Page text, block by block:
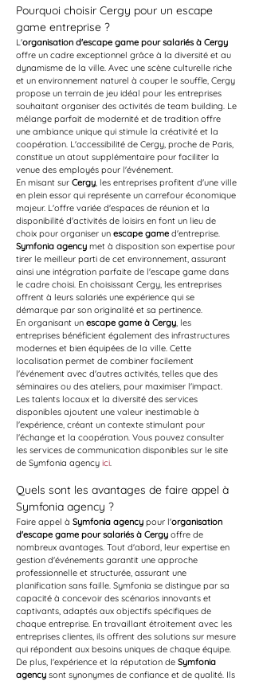
Pourquoi choisir Cergy pour un escape
game entreprise ?
L'organisation d'escape game pour salariés à Cergy
offre un cadre exceptionnel grâce à la diversité et au
dynamisme de la ville. Avec une scène culturelle riche
et un environnement naturel à couper le souffle, Cergy
propose un terrain de jeu idéal pour les entreprises
souhaitant organiser des activités de team building. Le
mélange parfait de modernité et de tradition offre
une ambiance unique qui stimule la créativité et la
coopération. L'accessibilité de Cergy, proche de Paris,
constitue un atout supplémentaire pour faciliter la
venue des employés pour l'événement.
En misant sur Cergy, les entreprises profitent d'une ville
en plein essor qui représente un carrefour économique
majeur. L'offre variée d'espaces de réunion et la
disponibilité d'activités de loisirs en font un lieu de
choix pour organiser un escape game d'entreprise.
Symfonia agency met à disposition son expertise pour
tirer le meilleur parti de cet environnement, assurant
ainsi une intégration parfaite de l'escape game dans
le cadre choisi. En choisissant Cergy, les entreprises
offrent à leurs salariés une expérience qui se
démarque par son originalité et sa pertinence.
En organisant un escape game à Cergy, les
entreprises bénéficient également des infrastructures
modernes et bien équipées de la ville. Cette
localisation permet de combiner facilement
l'événement avec d'autres activités, telles que des
séminaires ou des ateliers, pour maximiser l'impact.
Les talents locaux et la diversité des services
disponibles ajoutent une valeur inestimable à
l'expérience, créant un contexte stimulant pour
l'échange et la coopération. Vous pouvez consulter
les services de communication disponibles sur le site
de Symfonia agency ici.
Quels sont les avantages de faire appel à
Symfonia agency ?
Faire appel à Symfonia agency pour l'organisation
d'escape game pour salariés à Cergy offre de
nombreux avantages. Tout d'abord, leur expertise en
gestion d'événements garantit une approche
professionnelle et structurée, assurant une
planification sans faille. Symfonia se distingue par sa
capacité à concevoir des scénarios innovants et
captivants, adaptés aux objectifs spécifiques de
chaque entreprise. En travaillant étroitement avec les
entreprises clientes, ils offrent des solutions sur mesure
qui répondent aux besoins uniques de chaque équipe.
De plus, l'expérience et la réputation de Symfonia
agency sont synonymes de confiance et de qualité. Ils